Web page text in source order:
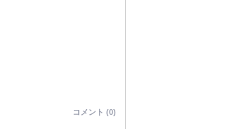
コメント (0)